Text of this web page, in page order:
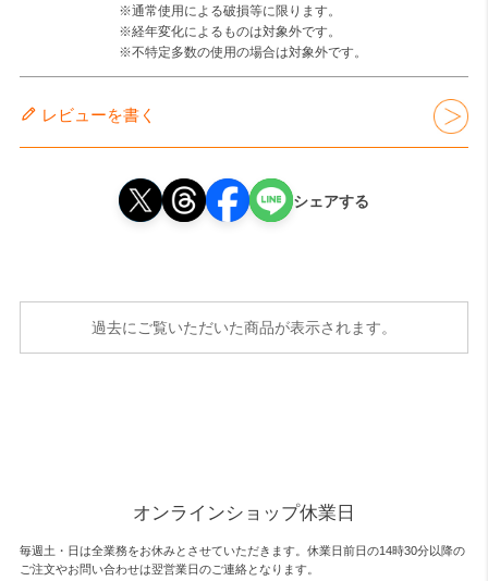
※通常使用による破損等に限ります。
※経年変化によるものは対象外です。
※不特定多数の使用の場合は対象外です。
レビューを書く
シェアする
過去にご覧いただいた商品が表示されます。
オンラインショップ休業日
毎週土・日は全業務をお休みとさせていただきます。休業日前日の14時30分以降の
ご注文やお問い合わせは翌営業日のご連絡となります。